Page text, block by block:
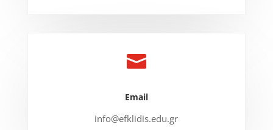

Email
info@efklidis.edu.gr